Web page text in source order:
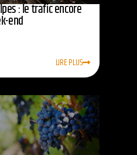
: le trafic encore
end
LIRE PLUS